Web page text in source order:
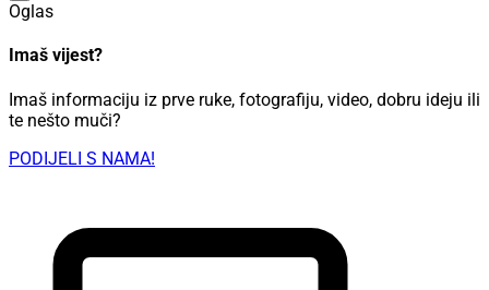
Oglas
Imaš vijest?
Imaš informaciju iz prve ruke, fotografiju, video, dobru ideju ili
te nešto muči?
PODIJELI S NAMA!